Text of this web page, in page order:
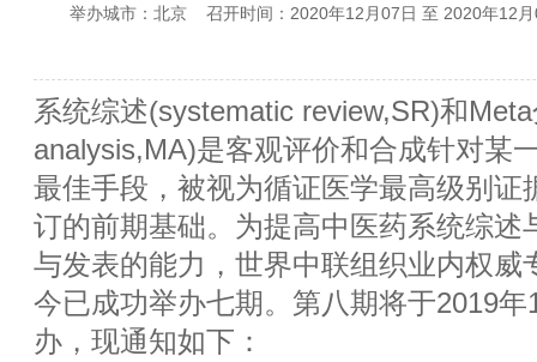
举办城市：北京 召开时间：2020年12月07日 至 2020年
系统综述(systematic review,SR)和
analysis,MA)是客观评价和合成针对某
最佳手段，被视为循证医学最高级别证
订的前期基础。为提高中医药系统综述
与发表的能力，世界中联组织业内权威
今已成功举办七期。第八期将于2019
办，现通知如下：